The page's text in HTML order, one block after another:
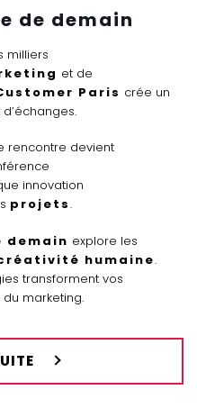
de demain
milliers
et de
Paris crée un
rencontre devient
innovation
projets.
demain explore les
humaine.
transforment vos
marketing.